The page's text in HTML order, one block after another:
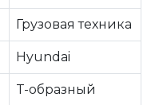
Грузовая техника
Hyundai
T-образный